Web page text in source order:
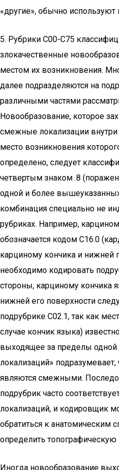
«другие», обычно используют
5. Рубрики C00-C75
злокачественные
местом их возникновения.
далее подразделяются на
различными частями
Новообразование, которое
смежные локализации внутри
место возникновения
определено, следует
четвертым знаком .8
одной и более
комбинация специально не
рубриках. Например,
обозначается кодом C16.0
карциному кончика и нижней
необходимо кодировать
стороны, карциному кончика
нижней его поверхности
подрубрике C02.1, так как
случае кончик языка)
выходящее за пределы
локализаций»
являются смежными.
подрубрик часто
локализаций, и кодировщик
обратиться к анатомическим
определить топографическую
Иногда новообразование